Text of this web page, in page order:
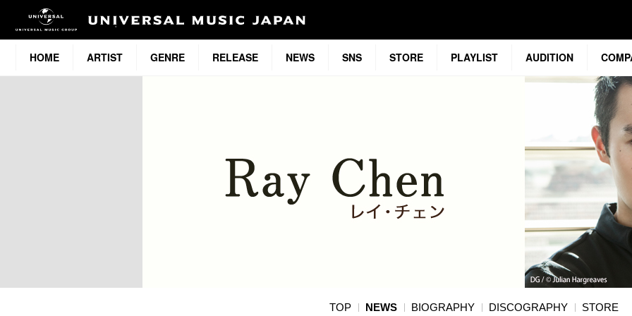
HOME ARTIST GENRE RELEASE NEWS SNS STORE PLAYLIST AUDITION
TOP NEWS BIOGRAPHY DISCOGRAPHY STORE